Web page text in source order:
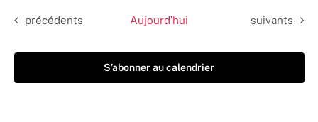
Évènements
précédents Aujourd’hui Évènements
suivants
S’abonner au calendrier